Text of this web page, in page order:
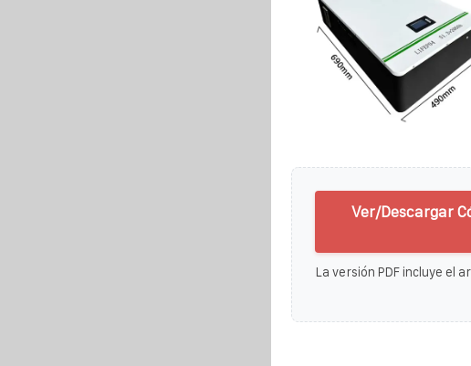
Ver/Descargar
La versión PDF incluye el